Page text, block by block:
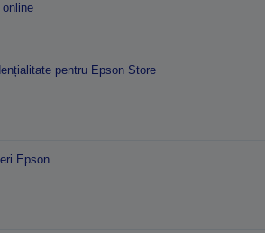
pentru Epson Store
Epson